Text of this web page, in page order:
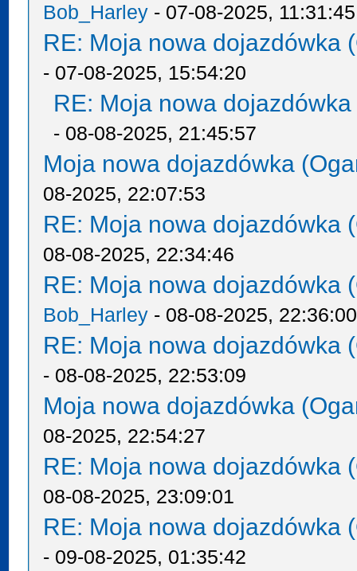
Bob_Harley - 07-08-2025, 11:31:45
RE: Moja nowa dojazdówka
- 07-08-2025, 15:54:20
RE: Moja nowa
- 08-08-2025, 21:45:57
Moja nowa dojazdówka
08-2025, 22:07:53
RE: Moja nowa dojazdówka
08-08-2025, 22:34:46
RE: Moja nowa dojazdówka
Bob_Harley - 08-08-2025, 22:36:00
RE: Moja nowa dojazdówka
- 08-08-2025, 22:53:09
Moja nowa dojazdówka
08-2025, 22:54:27
RE: Moja nowa dojazdówka
08-08-2025, 23:09:01
RE: Moja nowa dojazdówka
- 09-08-2025, 01:35:42